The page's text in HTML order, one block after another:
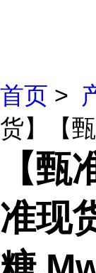
首页 >
货】【
【
准现